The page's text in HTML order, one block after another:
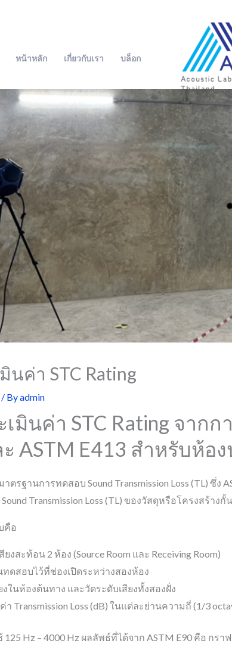
หน้าหลัก เกี่ยวกับเรา บล็อก
นค่า STC Rating
/ Byadmin
เมินค่า STC Rating จาก
ะ ASTM E413 สำหรับห้
ตรฐานการทดสอบ Sound Transmission Loss (TL) ซึ่
Transmission Loss (TL) ของวัสดุหรือโครงสร้างกั้
คือ
ยงสะท้อน 2 ห้อง (Source Room และ Receiving Room)
ดสอบไว้ที่ช่องเปิดระหว่างสองห้อง
งในห้องต้นทาง และวัดระดับเสียงทั้งสองฝั่ง
Transmission Loss (dB) ในแต่ละย่านความถี่ (1/3
Hz – 4000 Hz ผลลัพธ์ที่ได้จาก ASTM E90 คือ กราฟ